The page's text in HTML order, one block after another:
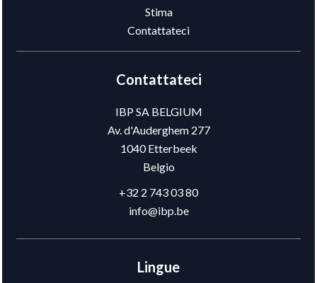
Stima
Contattateci
Contattateci
IBP SA BELGIUM
Av. d'Auderghem 277
1040Etterbeek
Belgio
+32 2 743 03 80
info@ibp.be
Lingue